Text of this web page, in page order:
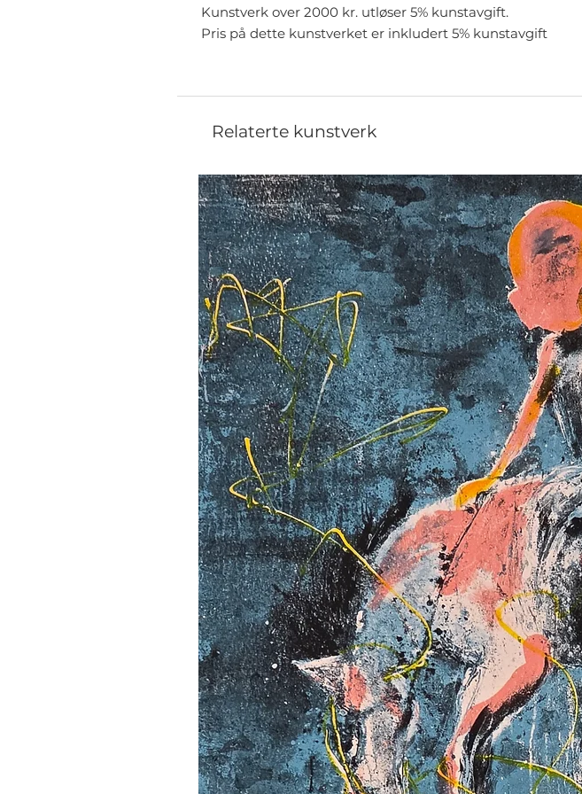
Kunstverk over 2000 kr. utløser 5% kunstavgift.
Pris på dette kunstverket er inkludert 5% kunstavgift
Relaterte kunstverk